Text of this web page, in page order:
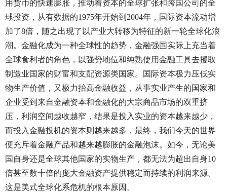
用货币的快速膨胀，推动着资本的全球扩张和跨国公司的全
球投资，从有数据的1975年开始到2004年，国际资本流动增
加了8倍，随之出现了以产业大转移为特征的新一轮全球化浪
潮。金融化成为一种全球性的趋势，金融强国实际上充当着
全球食利者的角色，以强势地位和纯熟使用金融工具去攫取
制造业国家的财富和支配资源类国家。国际资本极力压低实
物生产价值，又极力抬高金融收益，从事实业产生的国家和
企业受到来自金融资本和金融化的大宗商品市场的双重挤
压，利润空间越收越窄，结果是投入实业的资本越来越少，
而投入金融投机的资本则越来越多，最终，我们今天的世界
便充斥着金融产品和越来越膨胀的金融泡沫。如今，无论美
国自身还是全球其他国家的实物生产，都无法为超出自身10
倍甚至数十倍的庞大金融资产提供稳定而持续的利润来源。
这是美式全球化系危机的根本原因。